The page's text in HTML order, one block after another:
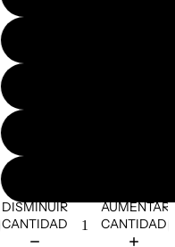
DISMINUIR
CANTIDAD
AUMENTAR
CANTIDAD